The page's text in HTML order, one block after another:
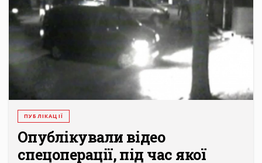
ПУБЛІКАЦІЇ
Опублікували відео
спецоперації, під час якої